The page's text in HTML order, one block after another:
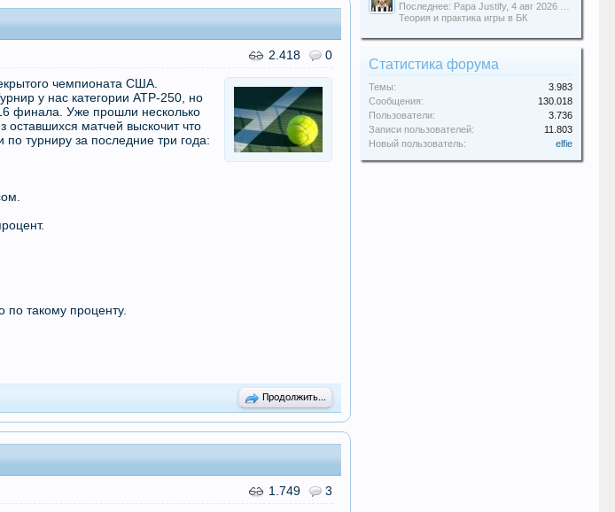
0
2.418
чемпионата США.
у нас категории АТР-250, но
финала. Уже прошли несколько
оставшихся матчей выскочит что
турниру за последние три года:
по такому проценту.
Продолжить...
3
1.749
Последнее: Papa Justify, 4 авг 2026 в 00:12
Теория и практика игры в БК
Статистика форума
Темы:
3.983
Сообщения:
130.018
Пользователи:
3.736
Записи пользователей:
11.803
Новый пользователь:
elfie